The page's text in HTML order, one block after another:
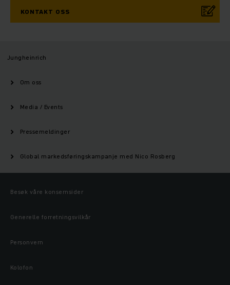
KONTAKT OSS
Jungheinrich
Om oss
Media / Events
Pressemeldinger
Global markedsføringskampanje med Nico Rosberg
Besøk våre konsernsider
Generelle forretningsvilkår
Personvern
Kolofon